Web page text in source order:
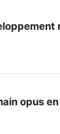
opus